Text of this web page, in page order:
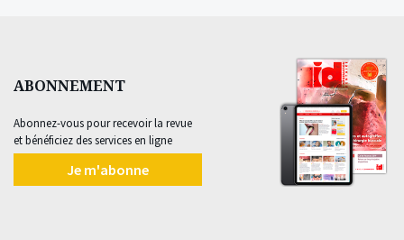
ABONNEMENT
Abonnez-vous pour recevoir la revue
et bénéficiez des services en ligne
Je m'abonne